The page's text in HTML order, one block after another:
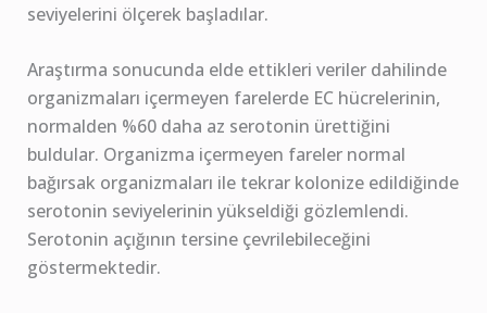
seviyelerini ölçerek başladılar.
Araştırma sonucunda elde ettikleri veriler dahilinde
organizmaları içermeyen farelerde EC hücrelerinin,
normalden %60 daha az serotonin ürettiğini
buldular. Organizma içermeyen fareler normal
bağırsak organizmaları ile tekrar kolonize edildiğinde
serotonin seviyelerinin yükseldiği gözlemlendi.
Serotonin açığının tersine çevrilebileceğini
göstermektedir.